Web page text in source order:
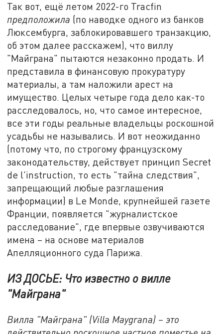
Так вот, ещё летом 2022-го Tracfin
предположила (по наводке одного из банков
Люксембурга, заблокировавшего транзакцию,
об этом далее расскажем), что виллу
"Майграна" пытаются незаконно продать. И
представила в финансовую прокуратуру
материалы, а там наложили арест на
имущество. Целых четыре года дело как-то
расследовалось, но, что самое интересное,
все эти годы реальные владельцы роскошной
усадьбы не назывались. И вот неожиданно
(потому что, по строгому французскому
законодательству, действует принцип Secret
de l'instruction, то есть "тайна следствия",
запрещающий любые разглашения
информации) в Le Monde, крупнейшей газете
Франции, появляется "журналистское
расследование", где впервые озвучиваются
имена – на основе материалов
Апелляционного суда Парижа.
ИЗ ДОСЬЕ: Что известно о вилле
"Майграна"
Вилла "Майграна" (Villa Maygrana) – это